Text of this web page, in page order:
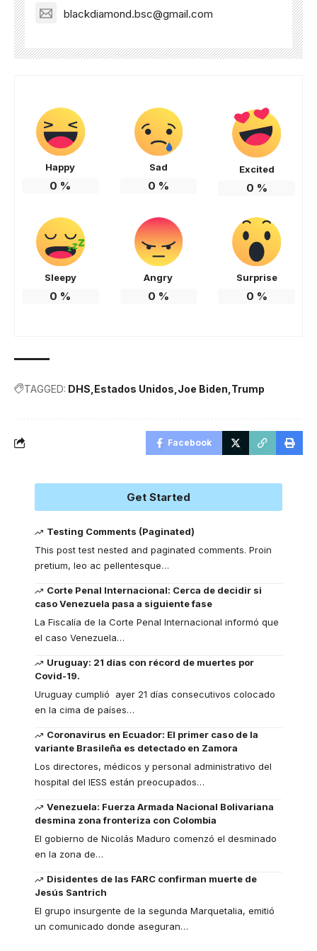
blackdiamond.bsc@gmail.com
Happy
0 %
Sad
0 %
Excited
0 %
Sleepy
0 %
Angry
0 %
Surprise
0 %
TAGGED: DHS Estados Unidos Joe Biden Trump
Facebook
Get Started
Testing Comments (Paginated)
This post test nested and paginated comments. Proin
pretium, leo ac pellentesque…
Corte Penal Internacional: Cerca de decidir si
caso Venezuela pasa a siguiente fase
La Fiscalía de la Corte Penal Internacional informó que
el caso Venezuela…
Uruguay: 21 días con récord de muertes por
Covid-19.
Uruguay cumplió ayer 21 días consecutivos colocado
en la cima de países…
Coronavirus en Ecuador: El primer caso de la
variante Brasileña es detectado en Zamora
Los directores, médicos y personal administrativo del
hospital del IESS están preocupados…
Venezuela: Fuerza Armada Nacional Bolivariana
desmina zona fronteriza con Colombia
El gobierno de Nicolás Maduro comenzó el desminado
en la zona de…
Disidentes de las FARC confirman muerte de
Jesús Santrich
El grupo insurgente de la segunda Marquetalia, emitió
un comunicado donde aseguran…